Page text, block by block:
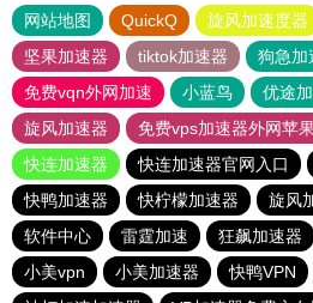
网站地图 QuickQ 旋风加速度器
坚果加速器
tiktok加速器
狗急加
免费vqn外网加速
小蓝鸟 优途
旋风加速器
免费vps加速器外网苹
快连加速器
快连加速器官网入口
快鸭加速器
快柠檬加速器 旋风
软件中心
雷霆加速 狂飙加速器
小美vpn
小美加速器 快鸭VPN